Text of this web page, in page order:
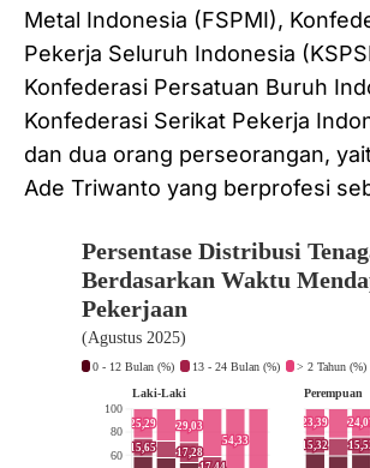
Metal Indonesia (FSPMI),
Pekerja Seluruh Indonesia
Konfederasi Persatuan Buruh
Konfederasi Serikat Pekerja
dan dua orang perseorangan,
Ade Triwanto yang berprofesi